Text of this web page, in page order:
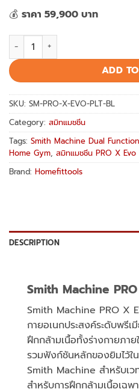
💰 ราคา 59,900 บาท
Smith Machine PRO X Evo
ADD
SKU: SM-PRO-X-EVO-PLT-BL
Category: สมิทแมชชีน
Tags: Smith Machine Dual Function
Home Gym, สมิทแมชชีน PRO X Evo
Brand: Homefittools
DESCRIPTION
Smith Machine
Smith Machine PRO X
กายอเนกประสงค์ระดับพรี
ฝึกกล้ามเนื้อทั้งร่างกายภา
รวมฟังก์ชันหลักของยิมไว้ใน
Smith Machine สำหรับเ
สำหรับการฝึกกล้ามเนื้อเฉพ